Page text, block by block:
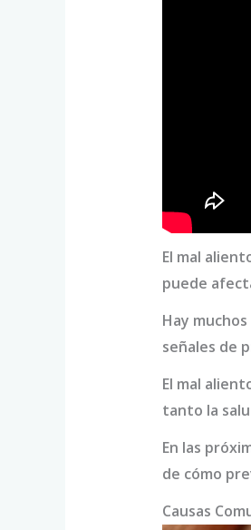
El mal
puede
Hay
señales de
El mal
tanto la
En las
de cómo
Causas